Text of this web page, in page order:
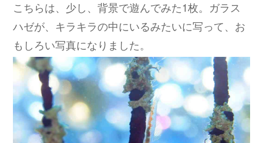
こちらは、少し、背景で遊んでみた1枚。ガラス
ハゼが、キラキラの中にいるみたいに写って、お
もしろい写真になりました。